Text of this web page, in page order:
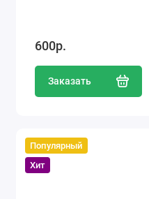
600р.
Заказать
Популярный
Хит